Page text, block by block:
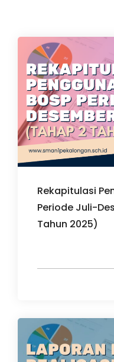
Rekapitulasi
Periode Juli-
Tahun 2025)